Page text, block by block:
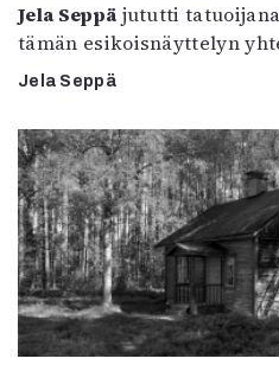
Jela Seppä jututti
tämän esikoisnäyttelyn
Jela Seppä